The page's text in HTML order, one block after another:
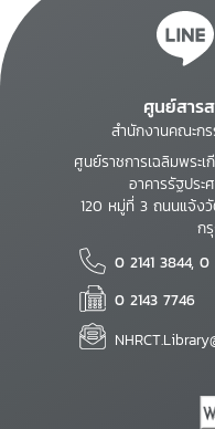
ศูนย์สาร
สำนักงานคณะก
ศูนย์ราชการเฉลิมพระ
อาคารรัฐปร
120 หมู่ที่ 3 ถนนแจ้ง
ก
0 2141 3844, 0
0 2143 7746